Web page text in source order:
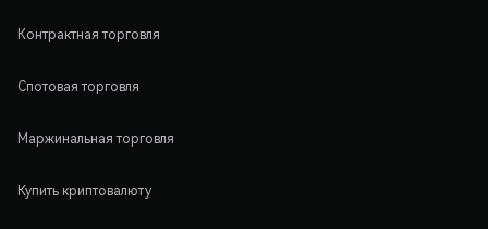
Контрактная торговля
Спотовая торговля
Маржинальная торговля
Купить криптовалюту